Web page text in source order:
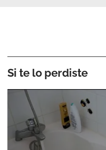
Si te lo perdiste